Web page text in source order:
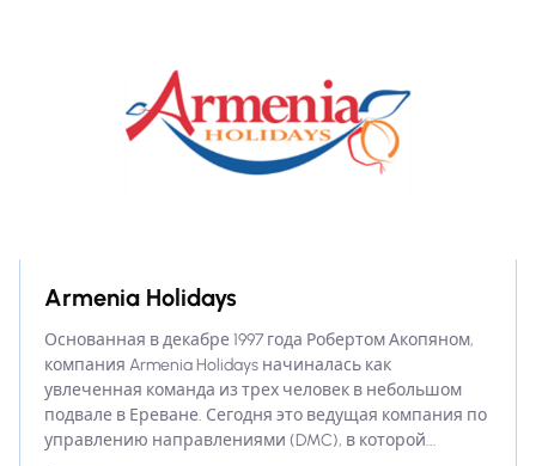
Armenia Holidays
Основанная в декабре 1997 года Робертом Акопяном,
компания Armenia Holidays начиналась как
увлеченная команда из трех человек в небольшом
подвале в Ереване. Сегодня это ведущая компания по
управлению направлениями (DMC), в которой...